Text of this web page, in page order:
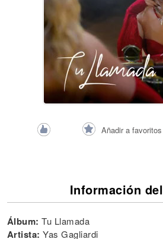
Añadir a favoritos
Información
Álbum: Tu Llamada
Artista: Yas Gagliardi